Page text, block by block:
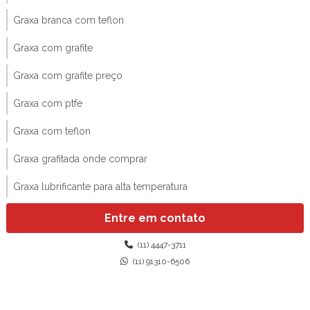
Graxa branca com teflon
Graxa com grafite
Graxa com grafite preço
Graxa com ptfe
Graxa com teflon
Graxa grafitada onde comprar
Graxa lubrificante para alta temperatura
Graxa lubrificante spray
Graxa para industria alimentícia
Graxa para industria de alimentos
Entre em contato
(11) 4447-3711
(11) 91310-6506